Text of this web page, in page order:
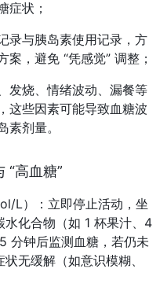
症状；
录与胰岛素使用记录，方
，避免 “凭感觉” 调整；
发烧、情绪波动、漏餐等
这些因素可能导致血糖波
剂量。
“高血糖”
L）：立即停止活动，坐
化合物（如 1 杯果汁、4
分钟后监测血糖，若仍未
无缓解（如意识模糊、